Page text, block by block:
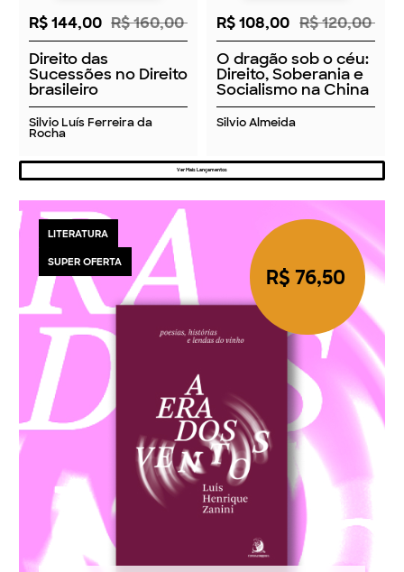
R$ 144,00 R$ 160,00
Direito das
Sucessões no Direito
brasileiro
Silvio Luís Ferreira da
Rocha
R$ 108,00 R$ 120,00
O dragão sob o céu:
Direito, Soberania e
Socialismo na China
Silvio Almeida
Ver Mais Lançamentos
LITERATURA
SUPER OFERTA
R$ 76,50